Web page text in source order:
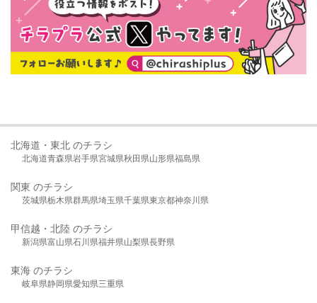
北海道・東北 のチラシ
北海道青森県岩手県宮城県秋田県山形県福島県
関東 のチラシ
茨城県栃木県群馬県埼玉県千葉県東京都神奈川県
甲信越・北陸 のチラシ
新潟県富山県石川県福井県山梨県長野県
東海 のチラシ
岐阜県静岡県愛知県三重県